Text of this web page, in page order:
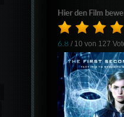
Hier den Film
6.8 / 10 von 127